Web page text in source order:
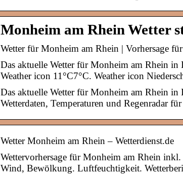
Monheim am Rhein Wetter
Wetter für Monheim am Rhein | Vorhersage
Das aktuelle Wetter für Monheim am Rhein
Weather icon 11°C7°C. Weather icon
Das aktuelle Wetter für Monheim am Rhein in
Wetterdaten, Temperaturen und Regenradar
Wetter Monheim am Rhein – Wetterdienst.de
Wettervorhersage für Monheim am Rhein inkl.
Wind, Bewölkung. Luftfeuchtigkeit.